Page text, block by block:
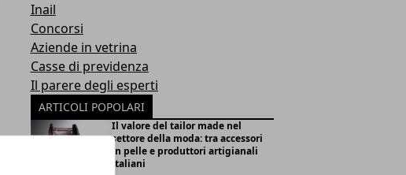
Inail
Concorsi
Aziende in vetrina
Casse di previdenza
Il parere degli esperti
ARTICOLI POPOLARI
Il valore del tailor made nel
settore della moda: tra accessori
in pelle e produttori artigianali
italiani